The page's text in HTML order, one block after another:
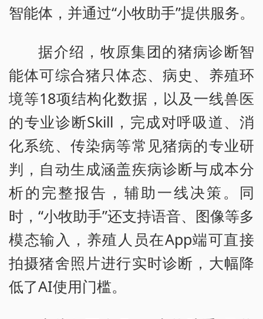
智能体，并通过“小牧助手”提供服务。
据介绍，牧原集团的猪病诊断智
能体可综合猪只体态、病史、养殖环
境等18项结构化数据，以及一线兽医
的专业诊断Skill，完成对呼吸道、消
化系统、传染病等常见猪病的专业研
判，自动生成涵盖疾病诊断与成本分
析的完整报告，辅助一线决策。同
时，“小牧助手”还支持语音、图像等多
模态输入，养殖人员在App端可直接
拍摄猪舍照片进行实时诊断，大幅降
低了AI使用门槛。